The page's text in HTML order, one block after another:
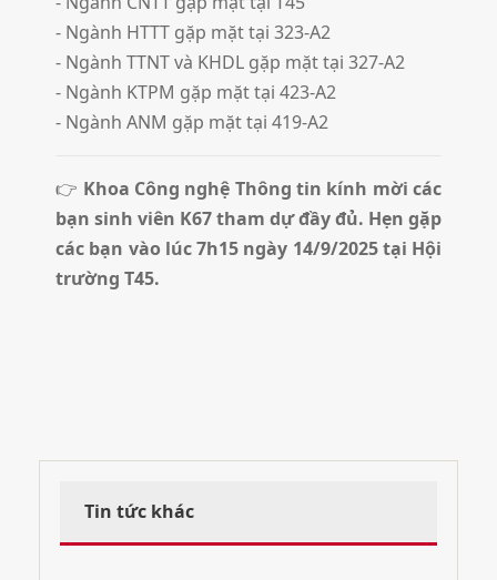
- Ngành HTTT gặp mặt tại 323-A2
- Ngành TTNT và KHDL gặp mặt tại 327-A2
- Ngành KTPM gặp mặt tại 423-A2
- Ngành ANM gặp mặt tại 419-A2
👉 Khoa Công nghệ Thông tin kính mời các
bạn sinh viên K67 tham dự đầy đủ. Hẹn gặp
các bạn vào lúc 7h15 ngày 14/9/2025 tại Hội
trường T45.
Tin tức khác